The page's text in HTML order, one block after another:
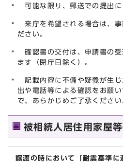
可能な限り、郵送での提出に
来庁を希望される場合は、事
ださい。
確認書の交付は、申請書の
ます（閉庁日除く）。
記載内容に不備や疑義が生
出や電話等による確認をお願
で、あらかじめご了承ください
被相続人居住用家屋
譲渡の時において「耐震基準に